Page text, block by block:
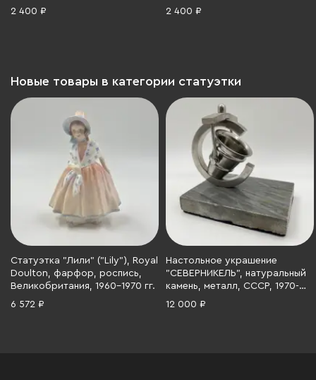
фарфоровый завод (ИФЗ),
2 400 ₽
фарфоровый завод (ИФЗ),
2 400 ₽
Новые товары в категории статуэтки
Статуэтка "Лили" ("Lily"), Royal
Doulton, фарфор, роспись,
Великобритания, 1960-1970 гг.
6 572 ₽
Настольное украшение
"СЕВЕРНИКЕЛЬ", натуральный
камень, металл, СССР, 1970-
1990 гг.
12 000 ₽